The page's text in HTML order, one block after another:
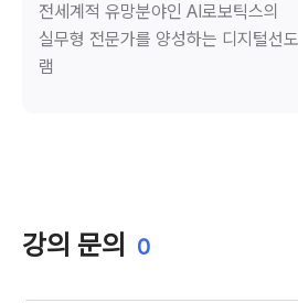
전세계적 유망분야인 AI로보틱스의
실무형 전문가를 양성하는 디지털선
램
강의 문의 0